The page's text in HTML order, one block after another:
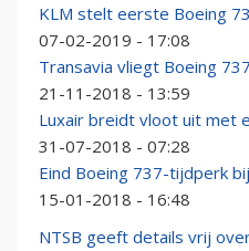
KLM stelt eerste Boeing
07-02-2019 - 17:08
Transavia vliegt Boeing
21-11-2018 - 13:59
Luxair breidt vloot uit met
31-07-2018 - 07:28
Eind Boeing 737-tijdperk
15-01-2018 - 16:48
NTSB geeft details vrij